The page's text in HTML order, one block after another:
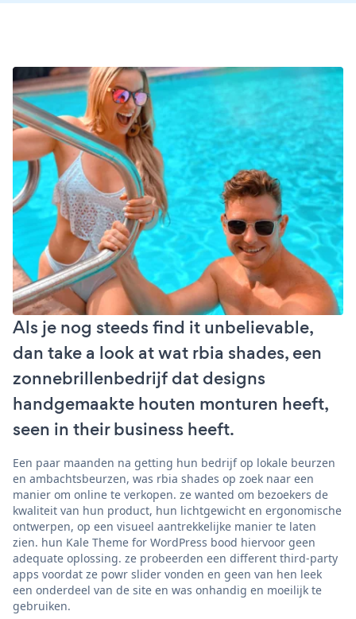
Als je nog steeds find it unbelievable,
dan take a look at wat rbia shades, een
zonnebrillenbedrijf dat designs
handgemaakte houten monturen heeft,
seen in their business heeft.
Een paar maanden na getting hun bedrijf op lokale beurzen
en ambachtsbeurzen, was rbia shades op zoek naar een
manier om online te verkopen. ze wanted om bezoekers de
kwaliteit van hun product, hun lichtgewicht en ergonomische
ontwerpen, op een visueel aantrekkelijke manier te laten
zien. hun Kale Theme for WordPress bood hiervoor geen
adequate oplossing. ze probeerden een different third-party
apps voordat ze powr slider vonden en geen van hen leek
een onderdeel van de site en was onhandig en moeilijk te
gebruiken.